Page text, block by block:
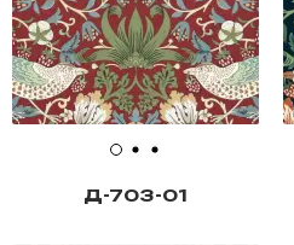
Д-703-01